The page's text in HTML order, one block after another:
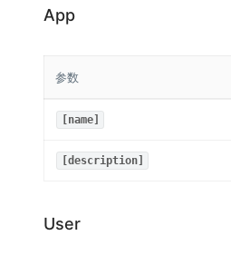
App
参数
[name]
[description]
User